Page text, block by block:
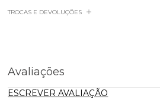
TROCAS E DEVOLUÇÕES
Avaliações
ESCREVER AVALIAÇÃO